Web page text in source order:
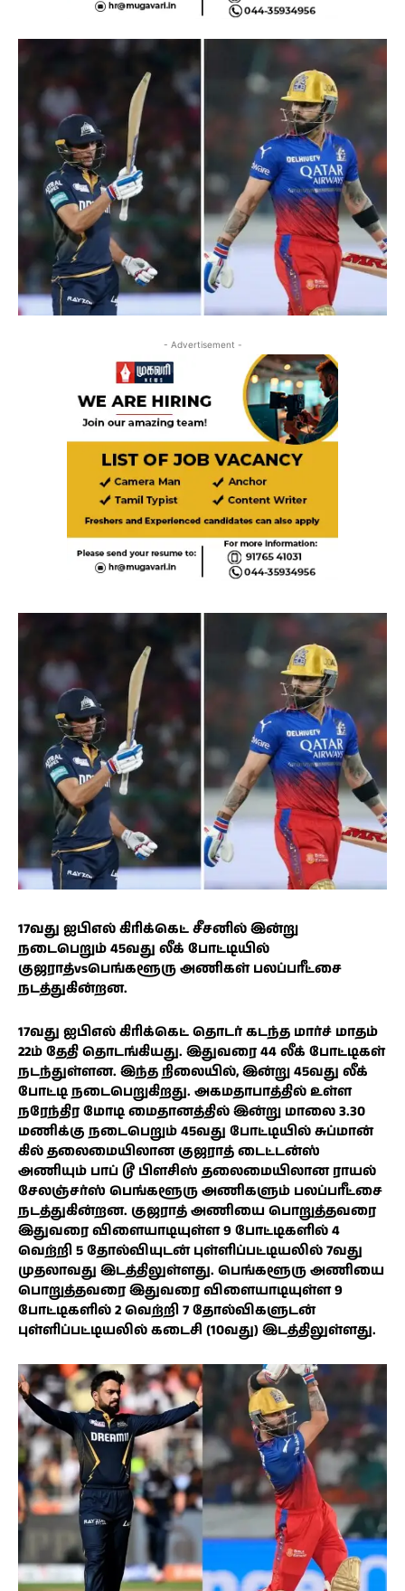
- Advertisement -
17வது ஐபிஎல் கிரிக்கெட் சீசனில் இன்று
நடைபெறும் 45வது லீக் போட்டியில்
குஜராத்vsபெங்களூரு அணிகள் பலப்பரீட்சை
நடத்துகின்றன.
17வது ஐபிஎல் கிரிக்கெட் தொடர் கடந்த மார்ச் மாதம்
22ம் தேதி தொடங்கியது. இதுவரை 44 லீக் போட்டிகள்
நடந்துள்ளன. இந்த நிலையில், இன்று 45வது லீக்
போட்டி நடைபெறுகிறது. அகமதாபாத்தில் உள்ள
நரேந்திர மோடி மைதானத்தில் இன்று மாலை 3.30
மணிக்கு நடைபெறும் 45வது போட்டியில் சுப்மான்
கில் தலைமையிலான குஜராத் டைட்டன்ஸ்
அணியும் பாப் டூ பிளசிஸ் தலைமையிலான ராயல்
சேலஞ்சர்ஸ் பெங்களூரு அணிகளும் பலப்பரீட்சை
நடத்துகின்றன. குஜராத் அணியை பொறுத்தவரை
இதுவரை விளையாடியுள்ள 9 போட்டிகளில் 4
வெற்றி 5 தோல்வியுடன் புள்ளிப்பட்டியலில் 7வது
முதலாவது இடத்திலுள்ளது. பெங்களூரு அணியை
பொறுத்தவரை இதுவரை விளையாடியுள்ள 9
போட்டிகளில் 2 வெற்றி 7 தோல்விகளுடன்
புள்ளிப்பட்டியலில் கடைசி (10வது) இடத்திலுள்ளது.